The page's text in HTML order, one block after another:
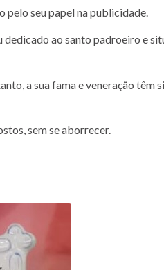
pelo seu papel na publicidade.
ao santo padroeiro e
a sua fama e veneração têm
sem se aborrecer.